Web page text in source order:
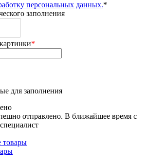
персональных данных.*
заполнения
*
для заполнения
отправлено. В ближайшее время с
товары